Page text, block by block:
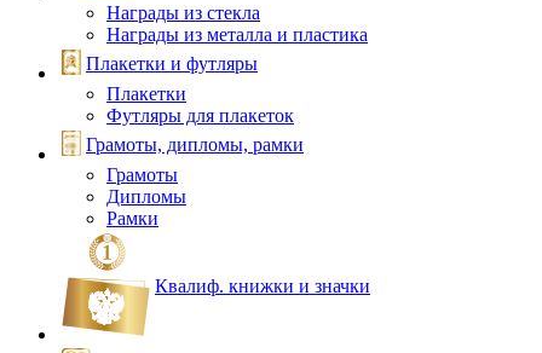
Награды из стекла
Награды из металла и пластика
Плакетки и футляры
Плакетки
Футляры для плакеток
Грамоты, дипломы, рамки
Грамоты
Дипломы
Рамки
Квалиф. книжки и значки